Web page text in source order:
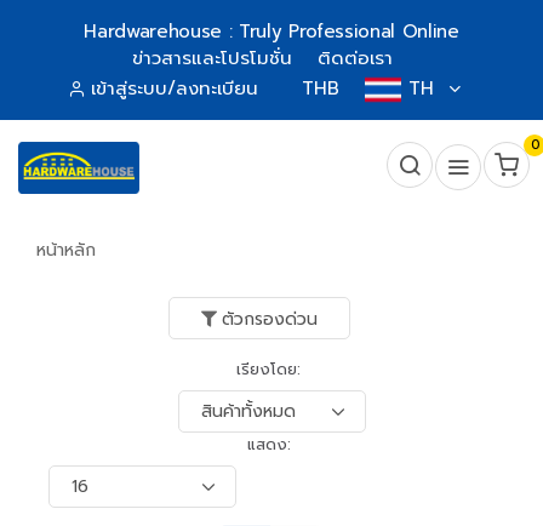
Hardwarehouse : Truly Professional Online
ข่าวสารและโปรโมชั่น
ติดต่อเรา
เข้าสู่ระบบ/ลงทะเบียน
THB TH
0
หน้าหลัก
ตัวกรองด่วน
เรียงโดย:
แสดง: